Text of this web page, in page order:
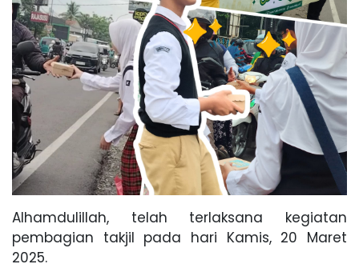
Alhamdulillah, telah terlaksana kegiatan
pembagian takjil pada hari Kamis, 20 Maret
2025.